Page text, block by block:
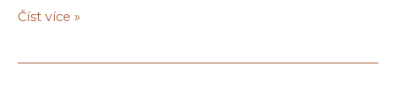
Návštěvní
Číst více »